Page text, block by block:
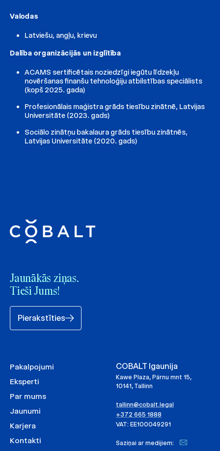
Valodas
Latviešu, angļu, krievu
Dalība organizācijās un izglītība
ACAMS sertificētais noziedzīgi iegūtu līdzekļu
novēršanas finanšu tehnoloģiju atbilstības speciālists
(kopš 2025. gada)
Profesionālais maģistra grāds tiesību zinātnē, Latvijas
Universitāte (2023. gads)
Sociālo zinātņu bakalaura grāds tiesību zinātnēs,
Latvijas Universitāte (2020. gads)
Jaunākās ziņas.
Tieši Jums!
Pierakstīties
Pakalpojumi
Eksperti
Par mums
Jaunumi
Karjera
Kontakti
COBALT Igaunija
Kawe Plaza, Pärnu mnt 15,
10141, Tallinn
tallinn@cobalt.legal
+372 665 1888
VAT: EE100049291
Saziņai ar medijiem: